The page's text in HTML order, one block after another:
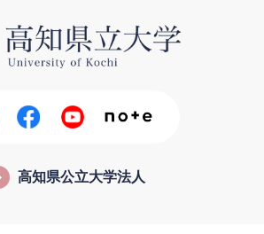
高知県公立大学法人